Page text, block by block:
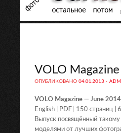
VOLO
ОПУБЛИКОВАНО 04.01.2013 -
VOLO Magazine — June 2014
English | PDF | 150 страниц |
Выпуск посвящённый
моделями от лучших